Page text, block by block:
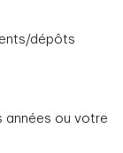
dépôts
années ou votre